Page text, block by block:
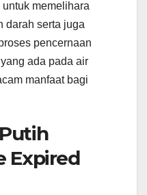
memelihara
darah serta juga
pencernaan
ada pada air
manfaat bagi
Expired